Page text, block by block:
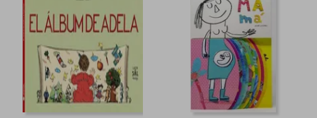
40%
dcto. $ 1.329
40%
dcto.